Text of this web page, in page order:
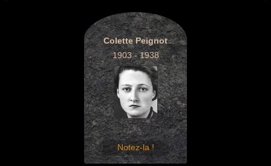
Colette Peignot
1903 - 1938
Notez-la !